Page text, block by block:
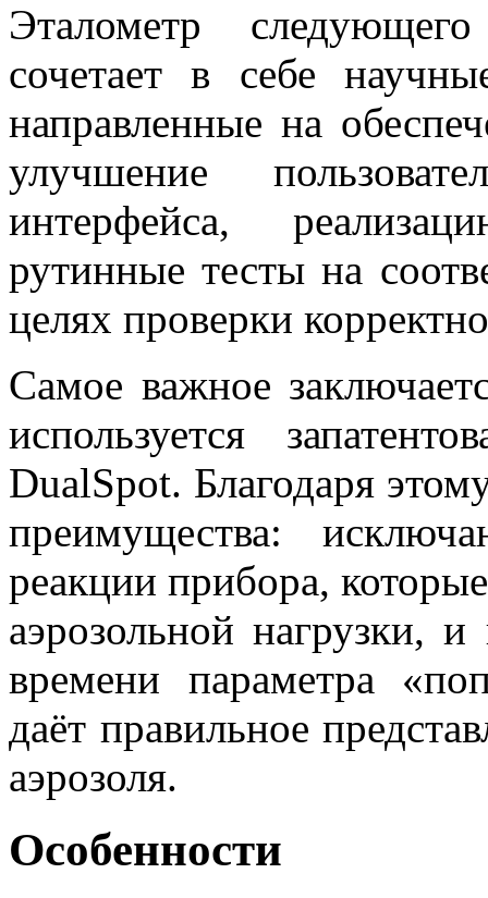
Эталометр
сочетает в себе
направленные на
улучшение
интерфейса,
рутинные тесты на
целях проверки
Самое важное
используется
DualSpot. Благодаря
преимущества:
реакции прибора,
аэрозольной нагрузки,
времени параметра
даёт правильное
аэрозоля.
Особенности